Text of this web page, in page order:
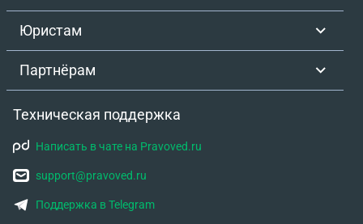
Юристам
Партнёрам
Техническая поддержка
Написать в чате на Pravoved.ru
support@pravoved.ru
Поддержка в Telegram